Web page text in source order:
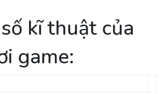
kĩ thuật của
game: